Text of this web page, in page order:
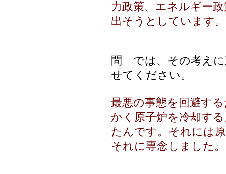
力政策、エネルギー
出そうとしています。
問 では、その考えに
せてください。
最悪の事態を回避す
かく原子炉を冷却す
たんです。それには
それに専念しました。